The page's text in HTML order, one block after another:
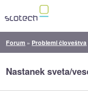
Forum » Problemi človeštva
Nastanek sveta/